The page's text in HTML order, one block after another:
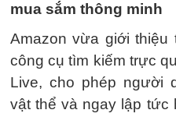
mua sắm thông minh
Amazon vừa giới thiệu
công cụ tìm kiếm trực
Live, cho phép người
vật thể và ngay lập tức